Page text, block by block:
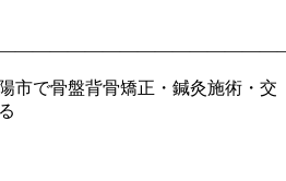
市で骨盤背骨矯正・鍼灸施術・交